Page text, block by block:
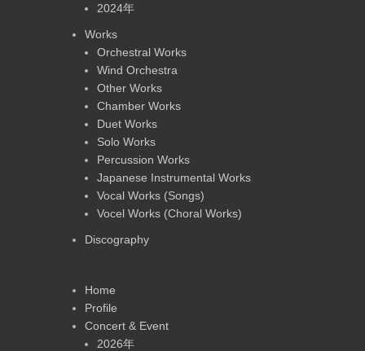
2024年
Works
Orchestral Works
Wind Orchestra
Other Works
Chamber Works
Duet Works
Solo Works
Percussion Works
Japanese Instrumental Works
Vocal Works (Songs)
Vocel Works (Choral Works)
Discography
Home
Profile
Concert & Event
2026年